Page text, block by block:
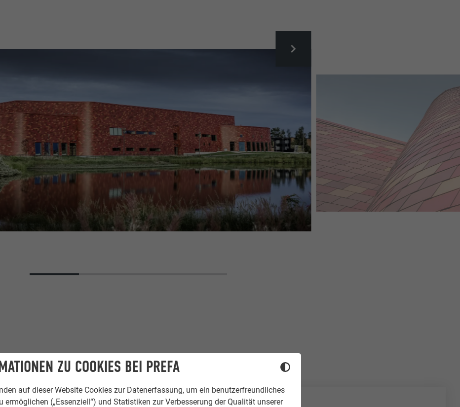
ZU COOKIES BEI PREFA
auf dieser Website Cookies zur Datenerfassung, um ein benutzerfreundliches
ermöglichen („Essenziell“) und Statistiken zur Verbesserung der Qualität unserer